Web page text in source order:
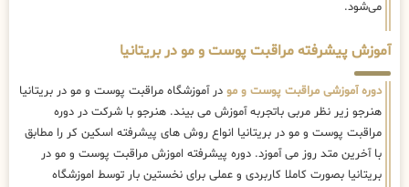
می‌شود.
آموزش پیشرفته مراقبت پوست و مو در بریتانیا
دوره آموزشی مراقبت پوست و مو در آموزشگاه مراقبت پوست و مو در بریتانیا
هنرجو زیر نظر مربی باتجربه آموزش می بیند. هنرجو با شرکت در دوره
مراقبت پوست و مو در بریتانیا انواع روش های پیشرفته اسکین کر را مطابق
با آخرین متد روز می آموزد. دوره پیشرفته اموزش مراقبت پوست و مو در
بریتانیا بصورت کاملا کاربردی و عملی برای نخستین بار توسط اموزشگاه